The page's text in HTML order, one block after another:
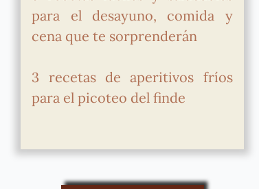
para el desayuno, comida y
cena que te sorprenderán
3 recetas de aperitivos fríos
para el picoteo del finde